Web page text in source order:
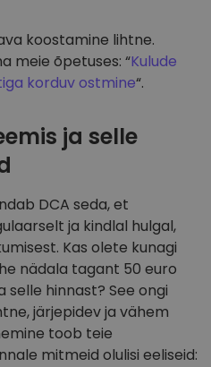
koostamine lihtne.
meie õpetuses: “Kulude
korduv ostmine“.
ja selle
DCA seda, et
ja kindlal hulgal,
Kas olete kunagi
nädala tagant 50 euro
hinnast? See ongi
järjepidev ja vähem
toob teie
mitmeid olulisi eeliseid: